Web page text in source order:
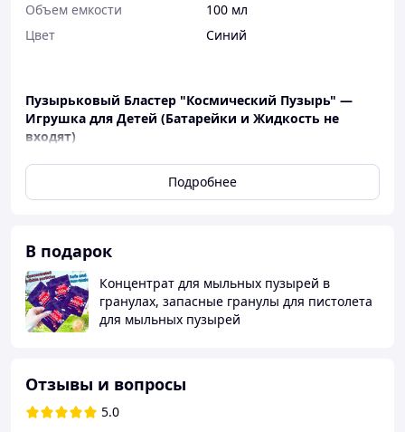
Объем емкости
100 мл
Цвет
Синий
Пузырьковый Бластер "Космический Пузырь" —
Игрушка для Детей (Батарейки и Жидкость не
входят)
Описание:
Взрыв радости для вашего ребёнка!
которая быстро стала хитом TikTok и Instagram.
Тысячи пузырей в секунду создают вау-эффект,
а футуристичный дизайн в стиле космического
бластера делает игрушку особенно желанной!
Преимущества:
нажатием создаётся поток пузырей, будто
Современный дизайн — элегантный корпус
Подробнее
В подарок
Концентрат для мыльных пузырей в
гранулах, запасные гранулы для пистолета
для мыльных пузырей
Отзывы и вопросы
5.0